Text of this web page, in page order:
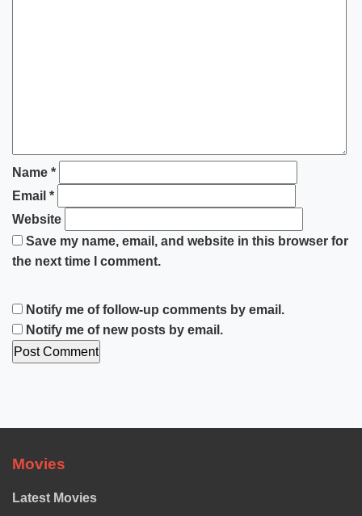
Name *
Email *
Website
Save my name, email, and website in this browser for
the next time I comment.
Notify me of follow-up comments by email.
Notify me of new posts by email.
Movies
Latest Movies